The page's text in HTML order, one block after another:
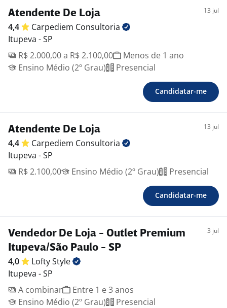
Atendente De Loja 13 jul
4,4 Carpediem Consultoria
Itupeva - SP
R$ 2.000,00 a R$ 2.100,00
Menos de 1 ano
Ensino Médio (2º Grau)
Presencial
Candidatar-me
Atendente De Loja 13 jul
4,4 Carpediem Consultoria
Itupeva - SP
R$ 2.100,00
Ensino Médio (2º Grau) Presencial
Candidatar-me
Vendedor De Loja - Outlet Premium
Itupeva/São Paulo - SP
3 jul
4,0 LoftyStyle
Itupeva - SP
A combinar
Entre 1 e 3 anos
Ensino Médio (2º Grau)
Presencial